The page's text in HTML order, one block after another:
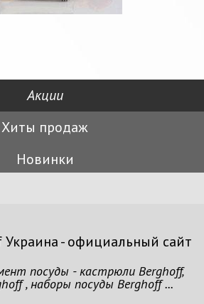
Акции
Хиты продаж
Новинки
- официальный сайт
посуды - кастрюли Berghoff,
, наборы посуды Berghoff ...